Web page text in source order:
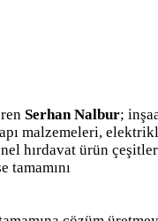
Serhan Nalbur;
malzemeleri,
hırdavat ürün
tamamını